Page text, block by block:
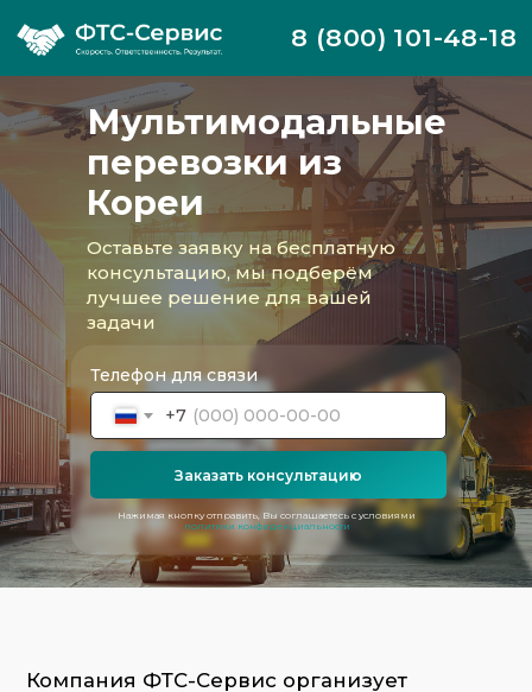
8 (800) 101-48-18
Нажимая кнопку отправить, Вы соглашаетесь с условиями
политики конфиденциальности
Телефон для связи
+7
Заказать консультацию
Мультимодальные
перевозки из
Кореи
Оставьте заявку на бесплатную
консультацию, мы подберём
лучшее решение для вашей
задачи
Компания ФТС-Сервис организует
мультимодальные перевозки любого
уровня сложности из Южной Кореи в
Российскую Федерацию. Мы объединяем
железнодорожный, морской,
автомобильный и авиационный транспорт
в одну логистическую цепочку,
санкционные режимы и ограничения.